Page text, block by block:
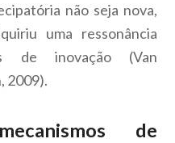
não seja nova,
uma ressonância
de inovação (Van
2009).
de